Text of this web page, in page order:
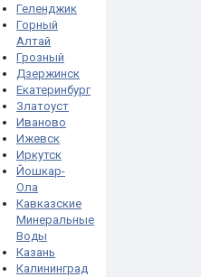
Геленджик
Горный
Алтай
Грозный
Дзержинск
Екатеринбург
Златоуст
Иваново
Ижевск
Иркутск
Йошкар-
Ола
Кавказские
Минеральные
Воды
Казань
Калининград